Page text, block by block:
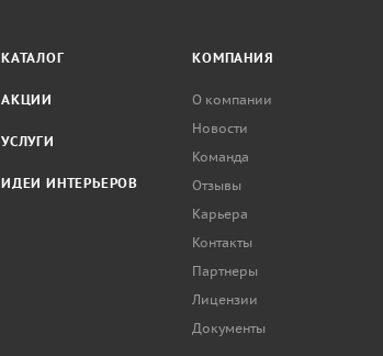
КАТАЛОГ
АКЦИИ
УСЛУГИ
ИДЕИ ИНТЕРЬЕРОВ
КОМПАНИЯ
О компании
Новости
Команда
Отзывы
Карьера
Контакты
Партнеры
Лицензии
Документы